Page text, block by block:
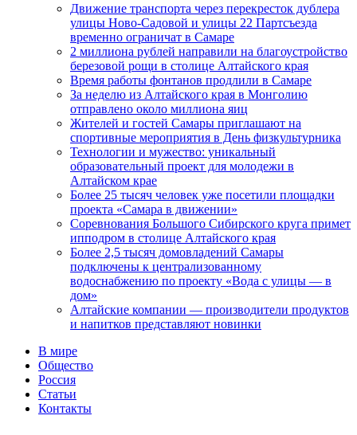
Движение транспорта через перекресток дублера
улицы Ново-Садовой и улицы 22 Партсъезда
временно ограничат в Самаре
2 миллиона рублей направили на благоустройство
березовой рощи в столице Алтайского края
Время работы фонтанов продлили в Самаре
За неделю из Алтайского края в Монголию
отправлено около миллиона яиц
Жителей и гостей Самары приглашают на
спортивные мероприятия в День физкультурника
Технологии и мужество: уникальный
образовательный проект для молодежи в
Алтайском крае
Более 25 тысяч человек уже посетили площадки
проекта «Самара в движении»
Соревнования Большого Сибирского круга примет
ипподром в столице Алтайского края
Более 2,5 тысяч домовладений Самары
подключены к централизованному
водоснабжению по проекту «Вода с улицы — в
дом»
Алтайские компании — производители продуктов
и напитков представляют новинки
В мире
Общество
Россия
Статьи
Контакты